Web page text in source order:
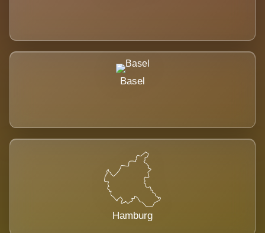
Basel
Hamburg